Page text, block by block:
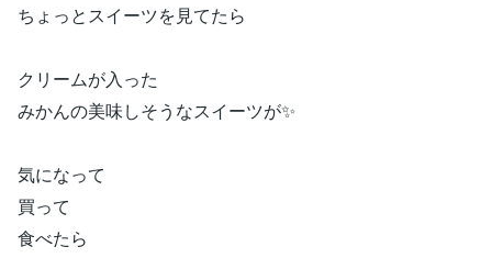
ちょっとスイーツを見てたら
クリームが入った
みかんの美味しそうなスイーツが✨
気になって
買って
食べたら